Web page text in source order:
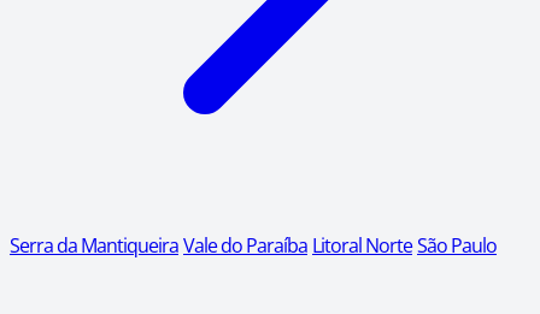
Serra da MantiqueiraVale do Paraíba Litoral NorteSão Paulo